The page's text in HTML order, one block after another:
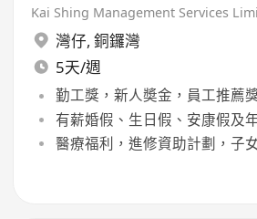
Kai Shing Management Services
灣仔, 銅鑼灣
5天/週
勤工獎，新人奬金，員工推薦
有薪婚假、生日假、安康假及
醫療福利，進修資助計劃，子